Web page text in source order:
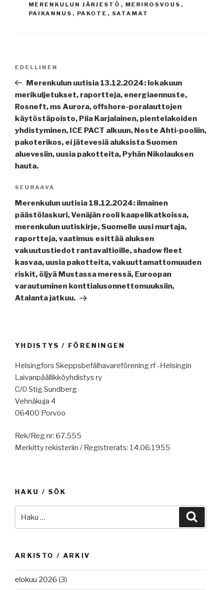
MERENKULUN JÄRJESTÖ , MERIROSVOUS ,
PAIKANNUS , PAKOTE , SATAMAT
Edellinen
artikkeli
EDELLINEN
Merenkulun uutisia 13.12.2024: lokakuun
merikuljetukset, raportteja, energiaennuste,
Rosneft, ms Aurora, offshore-poralauttojen
käytöstäpoisto, Piia Karjalainen, pientelakoiden
yhdistyminen, ICE PACT alkuun, Neste Ahti-pooliin,
pakoterikos, ei jätevesiä aluksista Suomen
aluevesiin, uusia pakotteita, Pyhän Nikolauksen
hauta.
Seuraava
artikkeli
SEURAAVA
Merenkulun uutisia 18.12.2024: ilmainen
päästölaskuri, Venäjän rooli kaapelikatkoissa,
merenkulun uutiskirje, Suomelle uusi murtaja,
raportteja, vaatimus esittää aluksen
vakuutustiedot rantavaltioille, shadow fleet
kasvaa, uusia pakotteita, vakuuttamattomuuden
riskit, öljyä Mustassa meressä, Euroopan
varautuminen konttialusonnettomuuksiin,
Atalanta jatkuu.
YHDISTYS / FÖRENINGEN
Helsingfors Skeppsbefälhavareförening rf -Helsingin
Laivanpäällikköyhdistys ry
C/0 Stig Sundberg
Vehnäkuja 4
06400 Porvoo
Rek/Reg nr: 67.555
Merkitty rekisteriin / Registrerats: 14.06.1955
HAKU / SÖK
ARKISTO / ARKIV
elokuu 2026 (3)